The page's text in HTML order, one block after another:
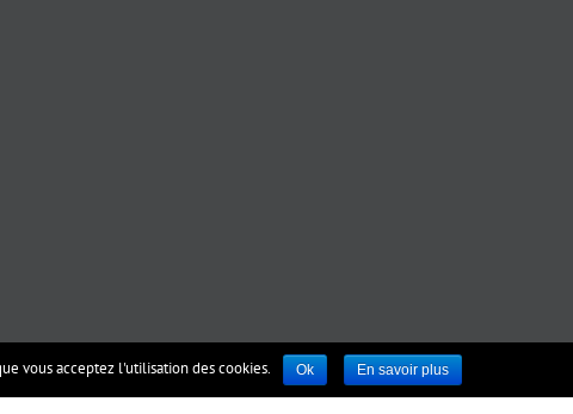
vous acceptez l'utilisation des cookies. Ok En savoir plus